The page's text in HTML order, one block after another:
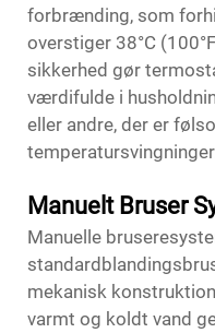
forbrænding, som
overstiger 38°C
sikkerhed gør
værdifulde i
eller andre, der er
Manuelt Bruser
Manuelle
mekanisk
varmt og koldt vand